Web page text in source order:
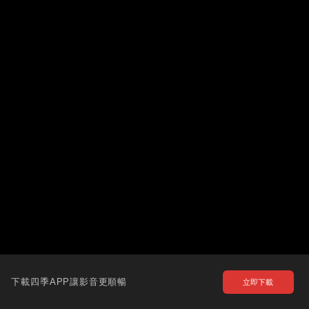
下載四季APP讓影音更順暢 立即下載